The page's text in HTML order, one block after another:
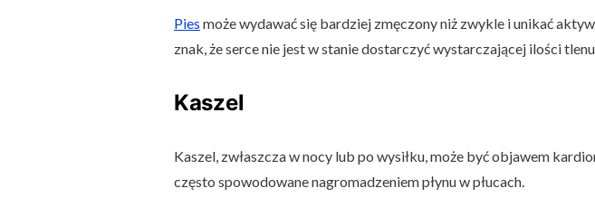
Pies może wydawać się bardziej zmęczony niż zwykle i unikać
znak, że serce nie jest w stanie dostarczyć wystarczającej ilości
Kaszel
Kaszel, zwłaszcza w nocy lub po wysiłku, może być objawem
często spowodowane nagromadzeniem płynu w płucach.